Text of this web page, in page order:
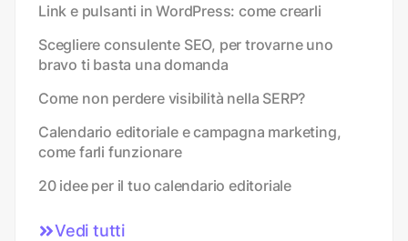
Link e pulsanti in WordPress: come crearli
Scegliere consulente SEO, per trovarne uno
bravo ti basta una domanda
Come non perdere visibilità nella SERP?
Calendario editoriale e campagna marketing,
come farli funzionare
20 idee per il tuo calendario editoriale
Vedi tutti